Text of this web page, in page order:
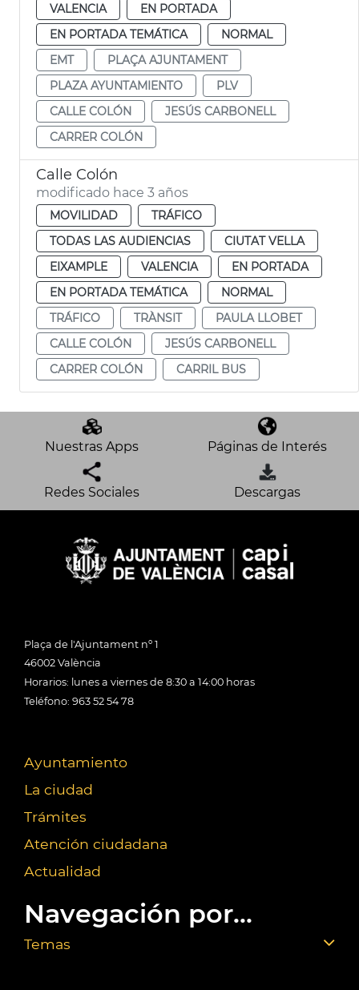
VALENCIA
EN PORTADA
EN PORTADA TEMÁTICA
NORMAL
EMT
PLAÇA AJUNTAMENT
PLAZA AYUNTAMIENTO
PLV
CALLE COLÓN
JESÚS CARBONELL
CARRER COLÓN
Calle Colón
modificado hace 3 años
MOVILIDAD
TRÁFICO
TODAS LAS AUDIENCIAS
CIUTAT VELLA
EIXAMPLE
VALENCIA
EN PORTADA
EN PORTADA TEMÁTICA
NORMAL
TRÁFICO
TRÀNSIT
PAULA LLOBET
CALLE COLÓN
JESÚS CARBONELL
CARRER COLÓN
CARRIL BUS
Nuestras Apps Páginas de Interés
Redes Sociales Descargas
Plaça de l'Ajuntament nº 1
46002 València
Horarios: lunes a viernes de 8:30 a 14:00 horas
Teléfono: 963 52 54 78
Ayuntamiento
La ciudad
Trámites
Atención ciudadana
Actualidad
Navegación por...
Temas